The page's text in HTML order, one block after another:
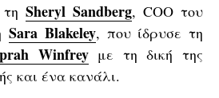
Sheryl Sandberg, COO του
Sara Blakeley, που ίδρυσε τη
Winfreyμε τη δική της
και ένα κανάλι.